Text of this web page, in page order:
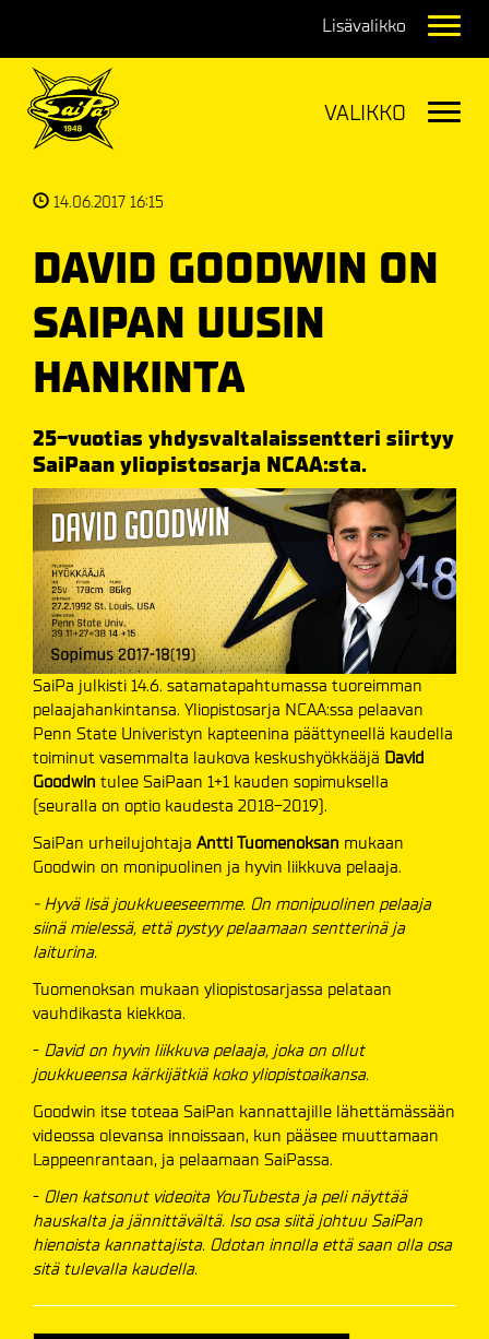
14.06.2017 16:15
DAVID GOODWIN ON
SAIPAN UUSIN
HANKINTA
25-vuotias yhdysvaltalaissentteri siirtyy
SaiPaan yliopistosarja NCAA:sta.
SaiPa julkisti 14.6. satamatapahtumassa tuoreimman
pelaajahankintansa. Yliopistosarja NCAA:ssa pelaavan
Penn State Univeristyn kapteenina päättyneellä kaudella
toiminut vasemmalta laukova keskushyökkääjä David
Goodwin tulee SaiPaan 1+1 kauden sopimuksella
(seuralla on optio kaudesta 2018-2019).
SaiPan urheilujohtaja Antti Tuomenoksan mukaan
Goodwin on monipuolinen ja hyvin liikkuva pelaaja.
- Hyvä lisä joukkueeseemme. On monipuolinen pelaaja
siinä mielessä, että pystyy pelaamaan sentterinä ja
laiturina.
Tuomenoksan mukaan yliopistosarjassa pelataan
vauhdikasta kiekkoa.
- David on hyvin liikkuva pelaaja, joka on ollut
joukkueensa kärkijätkiä koko yliopistoaikansa.
Goodwin itse toteaa SaiPan kannattajille lähettämässään
videossa olevansa innoissaan, kun pääsee muuttamaan
Lappeenrantaan, ja pelaamaan SaiPassa.
- Olen katsonut videoita YouTubesta ja peli näyttää
hauskalta ja jännittävältä. Iso osa siitä johtuu SaiPan
hienoista kannattajista. Odotan innolla että saan olla osa
sitä tulevalla kaudella.